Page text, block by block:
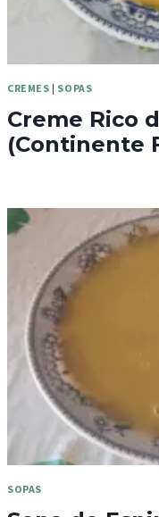
CREMES | SOPAS
Creme Rico
(Continente
SOPAS